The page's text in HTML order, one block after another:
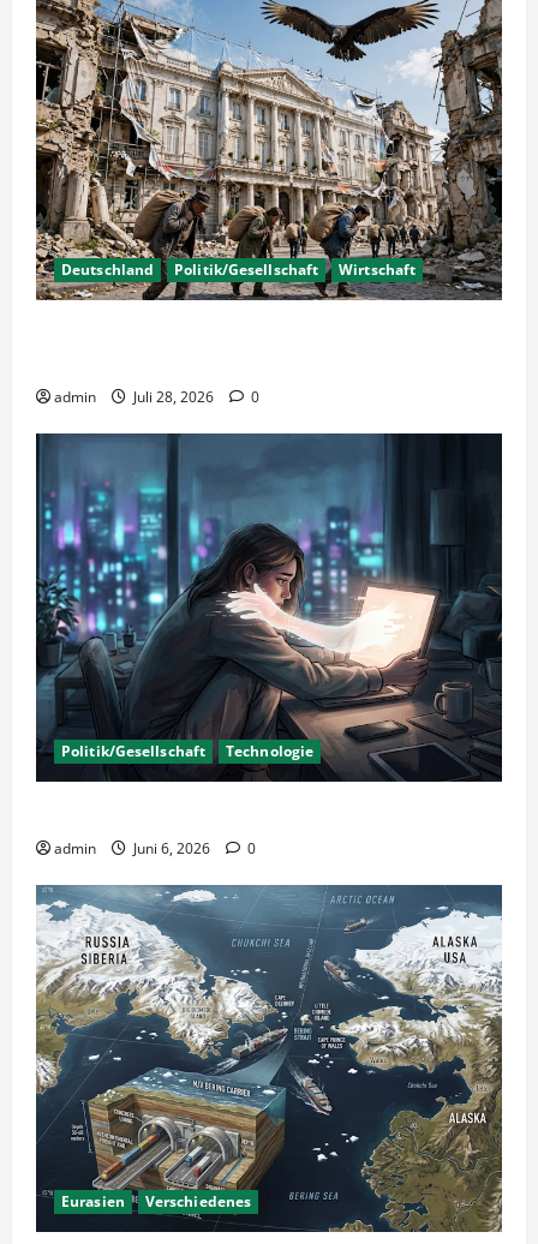
Deutschland Politik/Gesellschaft Wirtschaft
admin Juli 28, 2026 0
Politik/Gesellschaft Technologie
admin Juni 6, 2026 0
Eurasien Verschiedenes